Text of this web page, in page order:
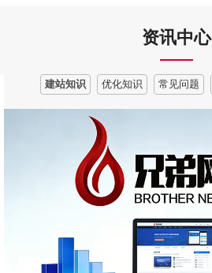
资讯中心
建站知识 优化知识 常见问题